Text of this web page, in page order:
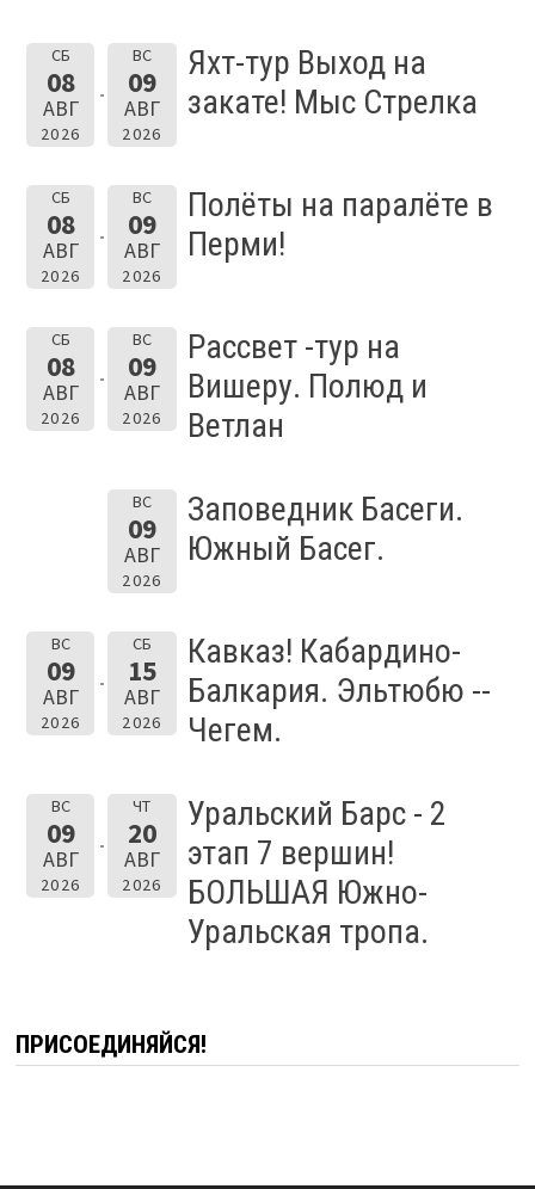
СБ
08
АВГ
2026
ВС
09
АВГ
2026
Яхт-тур Выход на
закате! Мыс Стрелка
СБ
08
АВГ
2026
ВС
09
АВГ
2026
Полёты на паралёте в
Перми!
СБ
08
АВГ
2026
ВС
09
АВГ
2026
Рассвет -тур на
Вишеру. Полюд и
Ветлан
ВС
09
АВГ
2026
Заповедник Басеги.
Южный Басег.
ВС
09
АВГ
2026
СБ
15
АВГ
2026
Кавказ! Кабардино-
Балкария. Эльтюбю --
Чегем.
ВС
09
АВГ
2026
ЧТ
20
АВГ
2026
Уральский Барс - 2
этап 7 вершин!
БОЛЬШАЯ Южно-
Уральская тропа.
ПРИСОЕДИНЯЙСЯ!